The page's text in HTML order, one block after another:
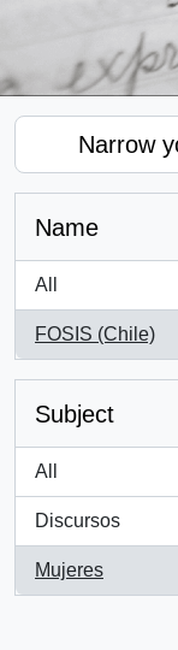
Narrow
Name
All
FOSIS (Chile)
, 1 results
Subject
All
Discursos
, 1 results
Mujeres
, 1 results